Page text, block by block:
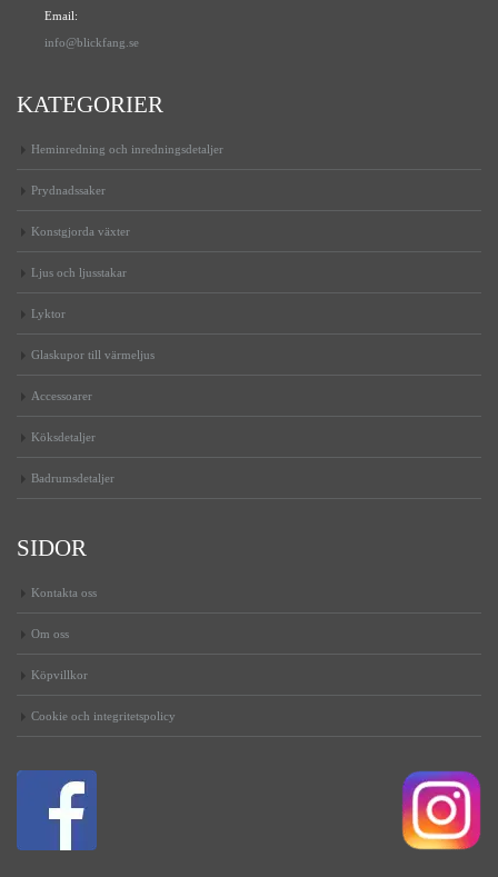
Email:
info@blickfang.se
KATEGORIER
Heminredning och inredningsdetaljer
Prydnadssaker
Konstgjorda växter
Ljus och ljusstakar
Lyktor
Glaskupor till värmeljus
Accessoarer
Köksdetaljer
Badrumsdetaljer
SIDOR
Kontakta oss
Om oss
Köpvillkor
Cookie och integritetspolicy